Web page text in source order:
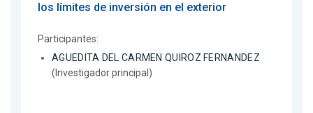
los límites de inversión en el exterior
Participantes:
AGUEDITA DEL CARMEN QUIROZ FERNANDEZ
(Investigador principal)